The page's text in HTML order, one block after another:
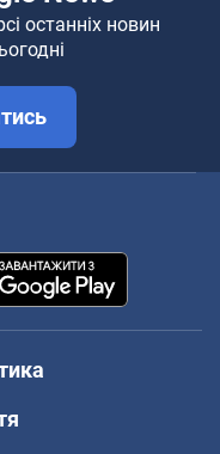
останніх новин